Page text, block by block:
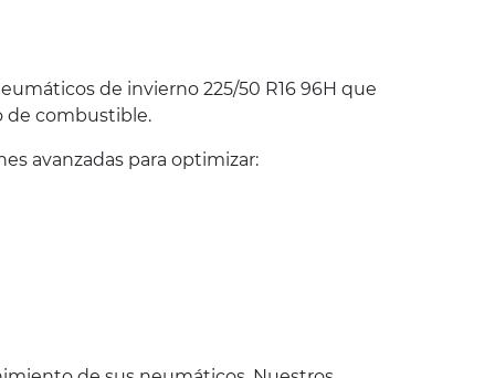
de invierno 225/50 R16 96H que
de combustible.
avanzadas para optimizar: